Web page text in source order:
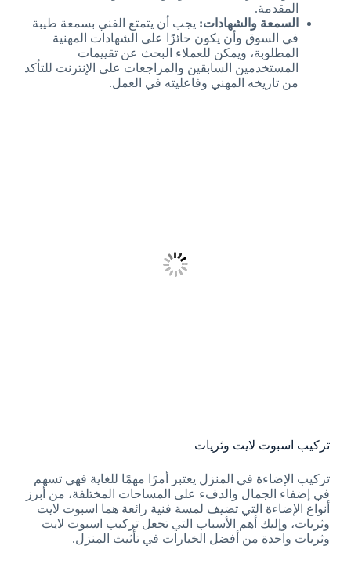
المقدمة.
السمعة والشهادات: يجب أن يتمتع الفني بسمعة طيبة
في السوق وأن يكون حائزًا على الشهادات المهنية
المطلوبة، ويمكن للعملاء البحث عن تقييمات
المستخدمين السابقين والمراجعات على الإنترنت للتأكد
من تاريخه المهني وفاعليته في العمل.
تركيب اسبوت لايت وثريات
تركيب الإضاءة في المنزل يعتبر أمرًا مهمًا للغاية فهي تسهم
في إضفاء الجمال والدفء على المساحات المختلفة، من أبرز
أنواع الإضاءة التي تضيف لمسة فنية رائعة هما اسبوت لايت
وثريات، وإليك أهم الأسباب التي تجعل تركيب اسبوت لايت
وثريات واحدة من أفضل الخيارات في تأثيث المنزل.